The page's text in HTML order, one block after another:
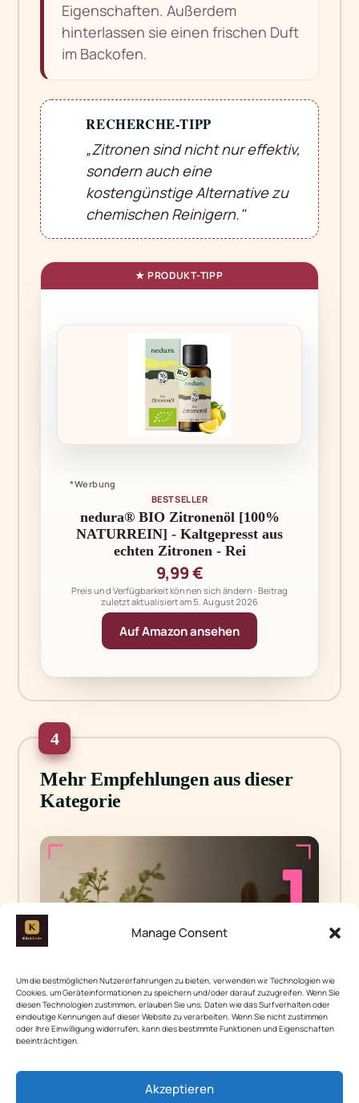
Manage Consent
Um die bestmöglichen Nutzererfahrungen zu bieten, verwenden wir Technologien wie
Cookies, um Geräteinformationen zu speichern und/oder darauf zuzugreifen. Wenn Sie
diesen Technologien zustimmen, erlauben Sie uns, Daten wie das Surfverhalten oder
eindeutige Kennungen auf dieser Website zu verarbeiten. Wenn Sie nicht zustimmen
oder Ihre Einwilligung widerrufen, kann dies bestimmte Funktionen und Eigenschaften
beeinträchtigen.
Akzeptieren
Eigenschaften. Außerdem
hinterlassen sie einen frischen Duft
im Backofen.
RECHERCHE-TIPP
„Zitronen sind nicht nur effektiv,
sondern auch eine
kostengünstige Alternative zu
chemischen Reinigern."
*Werbung
BESTSELLER
nedura® BIO Zitronenöl [100%
NATURREIN] - Kaltgepresst aus
echten Zitronen - Rei
9,99 €
Preis und Verfügbarkeit können sich ändern · Beitrag
zuletzt aktualisiert am 5. August 2026
Auf Amazon ansehen
4
Mehr Empfehlungen aus dieser
Kategorie